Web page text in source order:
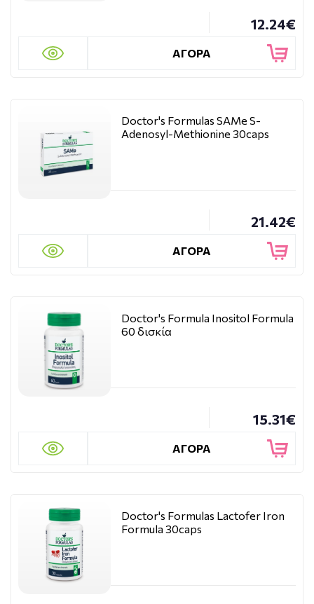
12.24€
ΑΓΟΡΑ
Doctor's Formulas SAMe S-
Adenosyl-Methionine 30caps
21.42€
ΑΓΟΡΑ
Doctor's Formula Inositol Formula
60 δισκία
15.31€
ΑΓΟΡΑ
Doctor's Formulas Lactofer Iron
Formula 30caps